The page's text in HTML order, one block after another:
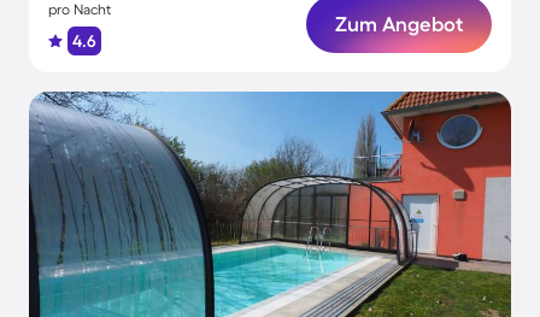
pro Nacht
4.6
Zum Angebot